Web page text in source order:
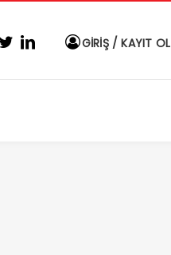
GİRİŞ / KAYIT OL